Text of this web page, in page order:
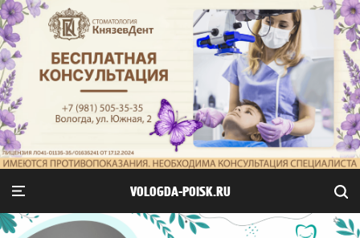
VOLOGDA-POISK.RU